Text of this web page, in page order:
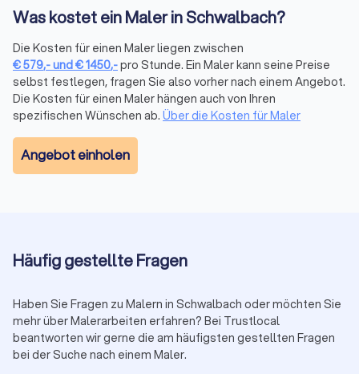
Trustlocal ganz einfach potenzielle Unternehmen für Ihr
Wunschprojekt. Vereinfachen Sie den Prozess, indem Sie die
Profile durchstöbern oder direkt über unser Portal vier
kostenlose Kostenvoranschläge bei den Anbietern Ihrer Wahl
einholen. So können Sie anhand der Angebote entscheiden,
welcher Maler für Sie in Frage kommt.
Bei Trustlocal bieten wir eine schnelle Auswahl kompetenter
einfach über verschiedene Filter wie
Fachbereich
möglich. Finden Sie schnell Experten mit
Was kostet ein Maler in Schwalbach?
Die Kosten für einen Maler liegen zwischen
€579,-und€1450,-pro Stunde. Ein Maler kann seine Preise
selbst festlegen, fragen Sie also vorher nach einem Angebot.
Die Kosten für einen Maler hängen auch von Ihren
spezifischen Wünschen ab. Über die Kosten für Maler
Angebot einholen
Häufig gestellte Fragen
Haben Sie Fragen zu Malern in Schwalbach oder möchten Sie
mehr über Malerarbeiten erfahren? Bei Trustlocal
beantworten wir gerne die am häufigsten gestellten Fragen
bei der Suche nach einem Maler.